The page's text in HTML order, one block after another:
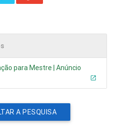
para Mestre | Anúncio
A PESQUISA